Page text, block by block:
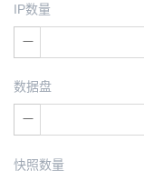
IP数量
数据盘
快照数量